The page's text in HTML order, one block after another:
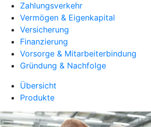
Zahlungsverkehr
Vermögen & Eigenkapital
Versicherung
Finanzierung
Vorsorge & Mitarbeiterbindung
Gründung & Nachfolge
Übersicht
Produkte